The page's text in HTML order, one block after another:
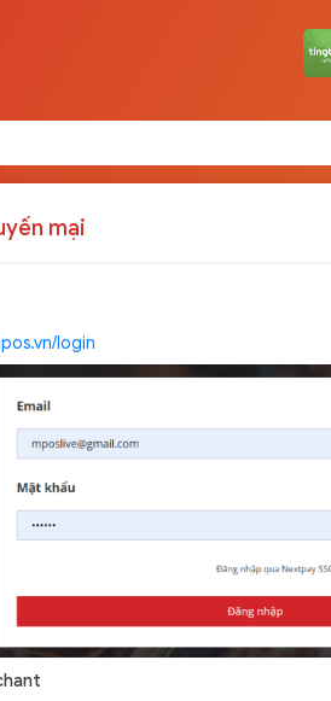
mại
login